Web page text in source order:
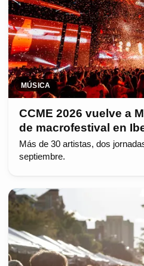
MÚSICA
CCME 2026 vuelve a
de macrofestival en
Más de 30 artistas, dos
septiembre.